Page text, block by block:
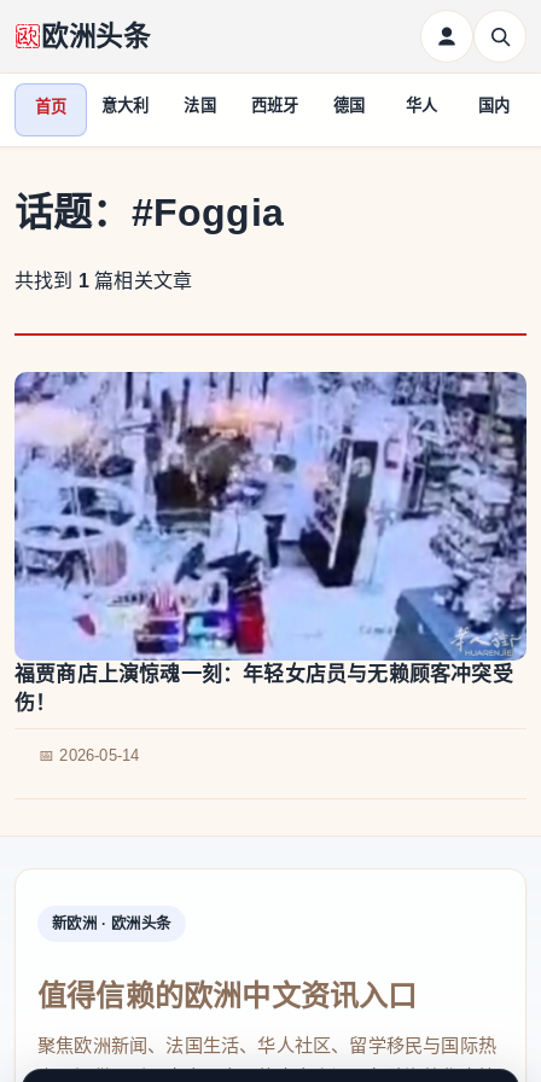
欧洲头条
首页 意大利 法国 西班牙 德国 华人 国内
话题： #Foggia
共找到 1 篇相关文章
福贾商店上演惊魂一刻：年轻女店员与无赖顾客冲突受
伤！
📅 2026-05-14
新欧洲 · 欧洲头条
值得信赖的欧洲中文资讯入口
聚焦欧洲新闻、法国生活、华人社区、留学移民与国际热
点，提供及时、真实、实用的中文资讯，帮助海外华人快